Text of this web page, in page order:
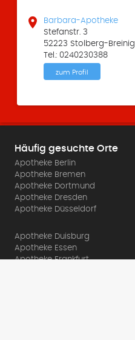

Barbara-Apotheke
Stefanstr. 3
52223 Stolberg-Breinig
Tel.: 0240230388
zum Profil
Häufig gesuchte Orte
Apotheke Berlin
Apotheke Bremen
Apotheke Dortmund
Apotheke Dresden
Apotheke Düsseldorf
Apotheke Duisburg
Apotheke Essen
Apotheke Frankfurt